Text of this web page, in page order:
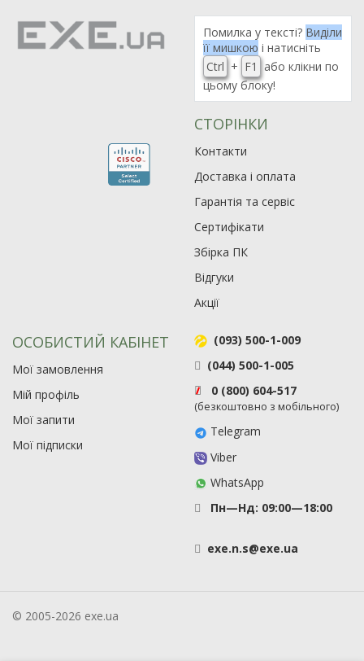
Помилка у тексті? Виділи
її мишкою і натисніть
Ctrl + F1
або клікни по
цьому блоку!
СТОРІНКИ
Контакти
Доставка і оплата
Гарантія та сервіс
Сертифікати
Збірка ПК
Відгуки
Акції
ОСОБИСТИЙ КАБІНЕТ
Мої замовлення
Мій профіль
Мої запити
Мої підписки
(093) 500-1-009
(044) 500-1-005
0 (800) 604-517
(безкоштовно з мобільного)
Telegram
Viber
WhatsApp
Пн—Нд: 09:00—18:00
exe.n.s@exe.ua
© 2005-2026 exe.ua